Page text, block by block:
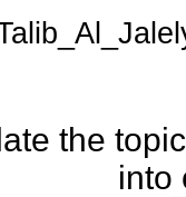
the topic
into